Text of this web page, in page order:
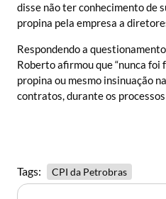
disse não ter conhecimento de
propina pela empresa a
Respondendo a
Roberto afirmou que “nunca
propina ou mesmo insinuação
contratos, durante os processos
Tags: CPI da Petrobras